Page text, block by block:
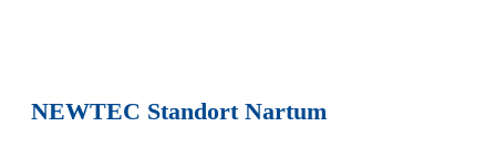
NEWTEC Standort Nartum